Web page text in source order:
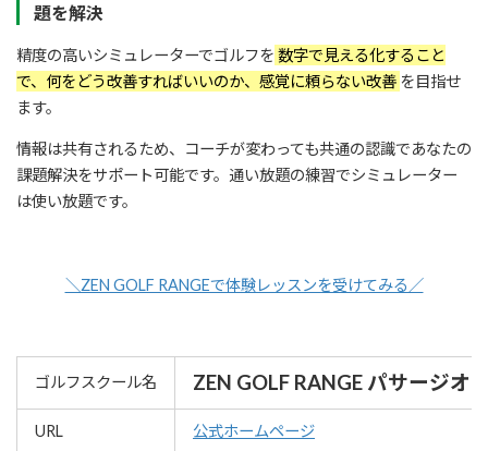
題を解決
精度の高いシミュレーターでゴルフを 数字で見える化すること
で、何をどう改善すればいいのか、感覚に頼らない改善 を目指せ
ます。
情報は共有されるため、コーチが変わっても共通の認識であなたの
課題解決をサポート可能です。通い放題の練習でシミュレーター
は使い放題です。
＼ZEN GOLF RANGEで体験レッスンを受けてみる／
ゴルフスクール名 ZEN GOLF RANGE パサージオ
URL 公式ホームページ